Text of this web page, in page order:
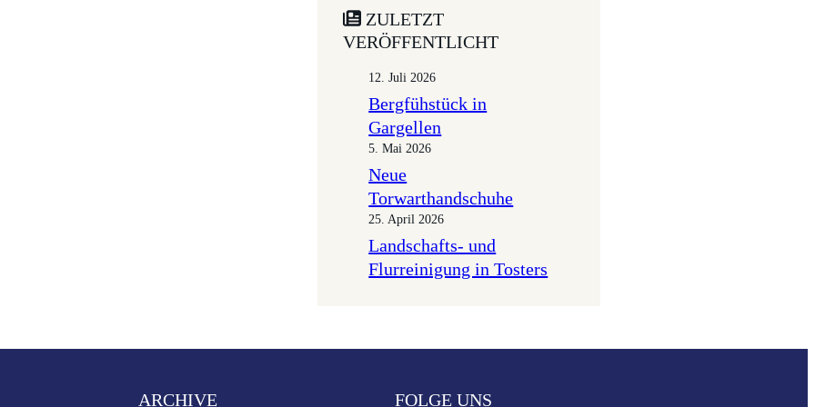
ZULETZT
VERÖFFENTLICHT
12. Juli 2026
Bergfühstück in
Gargellen
5. Mai 2026
Neue
Torwarthandschuhe
25. April 2026
Landschafts- und
Flurreinigung in Tosters
ARCHIVE FOLGE UNS